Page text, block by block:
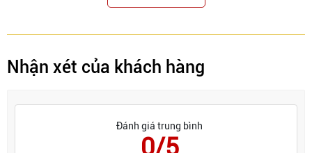
Nhận xét của khách hàng
Đánh giá trung bình